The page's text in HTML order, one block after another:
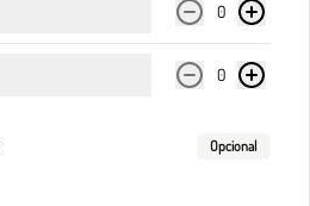
0
0
Opcional